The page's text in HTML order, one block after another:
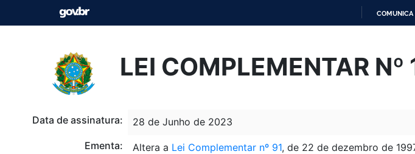
O
COMUNICA
LEI COMPLEMENTAR
Data de assinatura:
28 de Junho de 2023
Ementa:
Altera a Lei Complementar nº 91, de 22 de dezembro de